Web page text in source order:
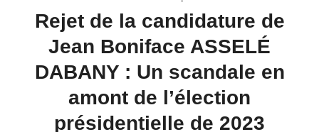
Rejet de la candidature de
Jean Boniface ASSELÉ
DABANY : Un scandale en
amont de l’élection
présidentielle de 2023